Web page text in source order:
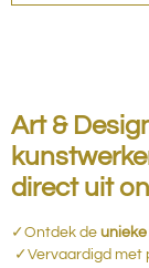
Art &
direct uit
✓Ontdek de
✓Vervaardigd met